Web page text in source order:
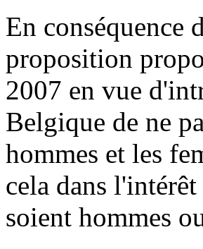
En conséquence
proposition
2007 en vue
Belgique de ne
hommes et les
cela dans
soient hommes